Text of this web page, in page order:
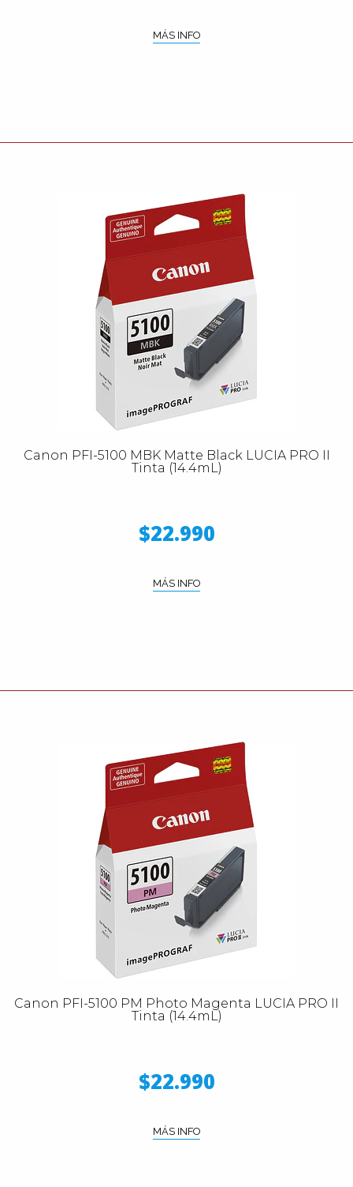
MÁS INFO
Canon PFI-5100 MBK Matte Black LUCIA PRO II
Tinta (14.4mL)
$22.990
MÁS INFO
Canon PFI-5100 PM Photo Magenta LUCIA PRO II
Tinta (14.4mL)
$22.990
MÁS INFO